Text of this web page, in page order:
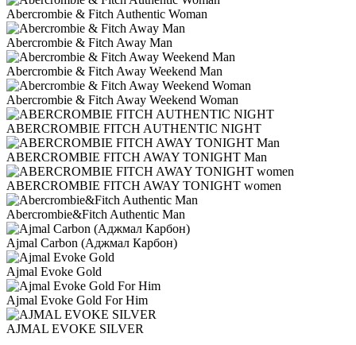
Abercrombie & Fitch Authentic Woman
Abercrombie & Fitch Away Man
Abercrombie & Fitch Away Weekend Man
Abercrombie & Fitch Away Weekend Woman
ABERCROMBIE FITCH AUTHENTIC NIGHT
ABERCROMBIE FITCH AWAY TONIGHT Man
ABERCROMBIE FITCH AWAY TONIGHT women
Abercrombie&Fitch Authentic Man
Ajmal Carbon (Аджмал Карбон)
Ajmal Evoke Gold
Ajmal Evoke Gold For Him
AJMAL EVOKE SILVER